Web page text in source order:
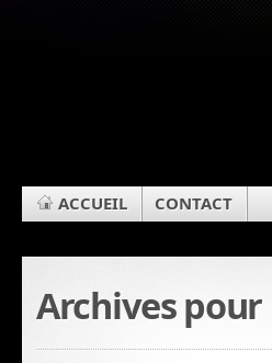
ACCUEIL CONTACT
Archives pour